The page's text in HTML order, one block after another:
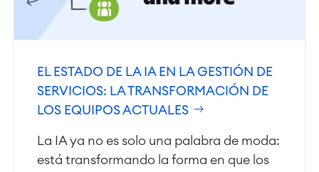
EL ESTADO DE LA IA EN LA GESTIÓN DE
SERVICIOS: LA TRANSFORMACIÓN DE
LOS EQUIPOS ACTUALES
La IA ya no es solo una palabra de moda:
está transformando la forma en que los